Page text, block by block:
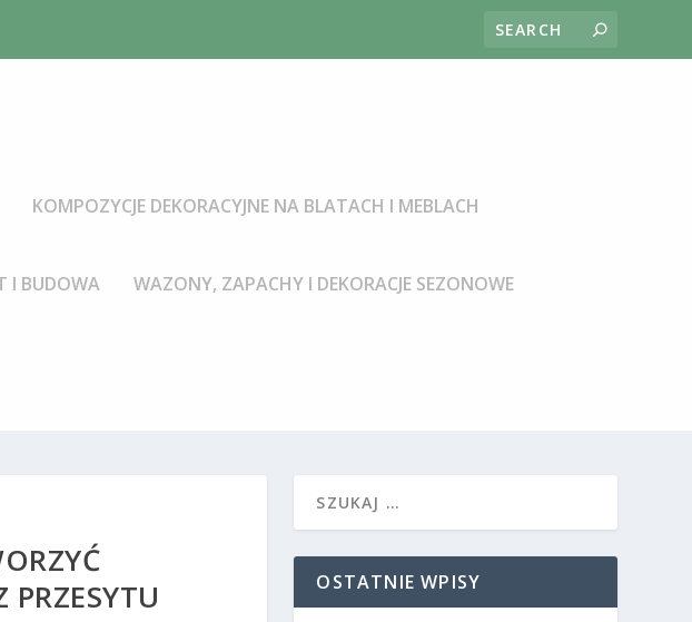
KOMPOZYCJE DEKORACYJNE NA BLATACH I MEBLACH
I BUDOWA WAZONY, ZAPACHY I DEKORACJE SEZONOWE
OSTATNIE WPISY